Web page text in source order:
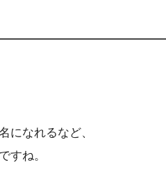
になれるなど、
すね。